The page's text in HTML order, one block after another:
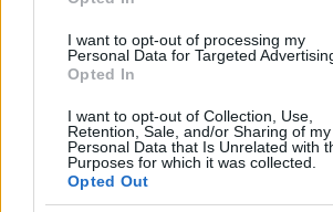
I want to opt-out of processing my
Personal Data for Targeted
Opted In
I want to opt-out of Collection, Use,
Retention, Sale, and/or Sharing of my
Personal Data that Is Unrelated with
Purposes for which it was collected.
Opted Out
http://www.epiteszforum.hu/node/8348
http://www.nol.hu/belfold/20110806-
eszak-pesten.html
http://www.origo.hu/ingatlan/20090304-csuszik-
http://epiteszforum.hu/node/5479